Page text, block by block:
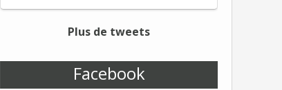
Plus de tweets
Facebook